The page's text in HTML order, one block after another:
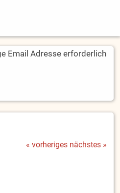
Email Adresse erforderlich
« vorheriges nächstes »